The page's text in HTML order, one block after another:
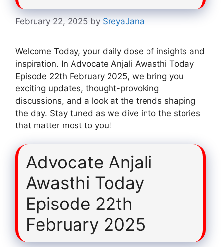
February 22, 2025 by SreyaJana
Welcome Today, your daily dose of insights and
inspiration. In Advocate Anjali Awasthi Today
Episode 22th February 2025, we bring you
exciting updates, thought-provoking
discussions, and a look at the trends shaping
the day. Stay tuned as we dive into the stories
that matter most to you!
Advocate Anjali
Awasthi Today
Episode 22th
February 2025